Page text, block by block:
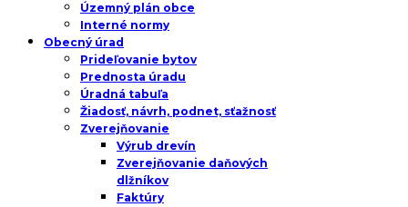
Územný plán obce
Interné normy
Obecný úrad
Prideľovanie bytov
Prednosta úradu
Úradná tabuľa
Žiadosť, návrh, podnet, sťažnosť
Zverejňovanie
Výrub drevín
Zverejňovanie daňových
dlžníkov
Faktúry